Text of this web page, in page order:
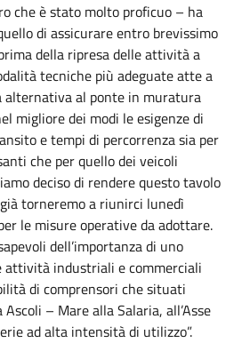
che è stato molto proficuo – ha
di assicurare entro brevissimo
della ripresa delle attività a
tecniche più adeguate atte a
alternativa al ponte in muratura
migliore dei modi le esigenze di
e tempi di percorrenza sia per
che per quello dei veicoli
deciso di rendere questo tavolo
torneremo a riunirci lunedì
le misure operative da adottare.
dell’importanza di uno
attività industriali e commerciali
di comprensori che situati
– Mare alla Salaria, all’Asse
ad alta intensità di utilizzo”.